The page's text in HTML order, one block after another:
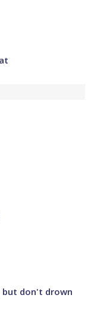
but don't drown